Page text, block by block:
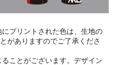
プリントされた色は、生地の
がありますのでご了承くださ
ことがございます。デザイン